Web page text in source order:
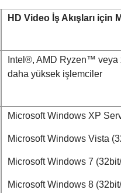
HD Video İş Akışları için
Intel®, AMD Ryzen™ veya
daha yüksek işlemciler
Microsoft Windows XP
Microsoft Windows Vista
Microsoft Windows 7
Microsoft Windows 8